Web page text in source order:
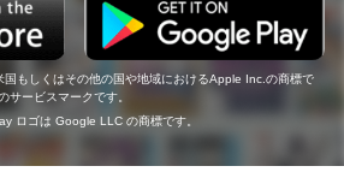
もしくはその他の国や地域におけるApple Inc.の商標で
ービスマークです。
ロゴは Google LLC の商標です。